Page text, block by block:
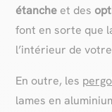
étanche et des
font en sorte que
l’intérieur de
En outre, les
lames en